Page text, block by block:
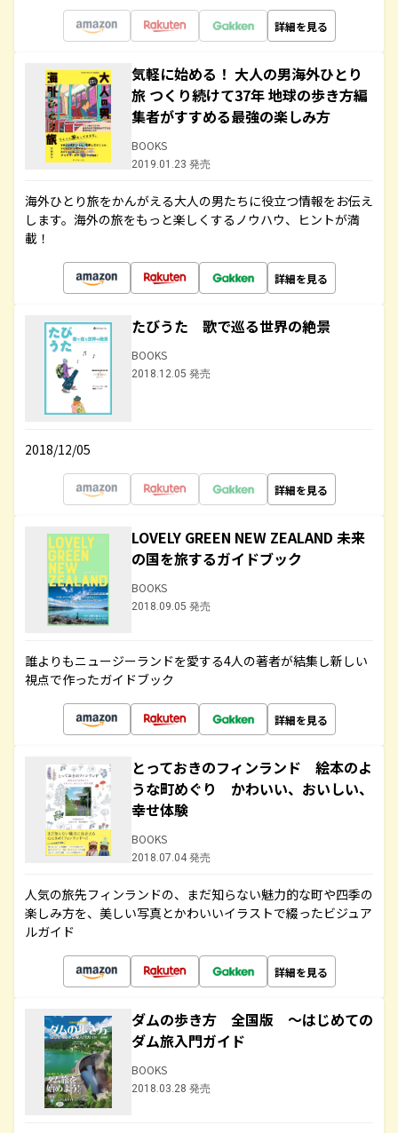
詳細を見る
気軽に始める！ 大人の男海外ひとり
旅 つくり続けて37年 地球の歩き方編
集者がすすめる最強の楽しみ方
BOOKS
2019.01.23 発売
海外ひとり旅をかんがえる大人の男たちに役立つ情報をお伝え
します。海外の旅をもっと楽しくするノウハウ、ヒントが満
載！
詳細を見る
たびうた 歌で巡る世界の絶景
BOOKS
2018.12.05 発売
2018/12/05
詳細を見る
LOVELY GREEN NEW ZEALAND 未来
の国を旅するガイドブック
BOOKS
2018.09.05 発売
誰よりもニュージーランドを愛する4人の著者が結集し新しい
視点で作ったガイドブック
詳細を見る
とっておきのフィンランド 絵本のよ
うな町めぐり かわいい、おいしい、
幸せ体験
BOOKS
2018.07.04 発売
人気の旅先フィンランドの、まだ知らない魅力的な町や四季の
楽しみ方を、美しい写真とかわいいイラストで綴ったビジュア
ルガイド
詳細を見る
ダムの歩き方 全国版 ～はじめての
ダム旅入門ガイド
BOOKS
2018.03.28 発売